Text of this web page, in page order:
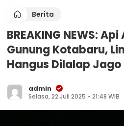
Berita
BREAKING NEWS:
Gunung Kotabaru,
Hangus Dilalap Jago
admin
Selasa, 22 Juli 2025 - 21:48 WIB